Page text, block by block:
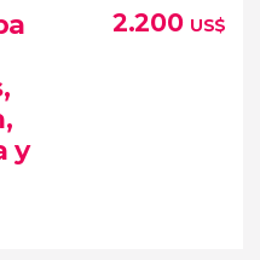
de Normandía en
y
2.200 US$